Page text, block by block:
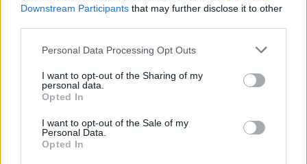
Downstream Participants that may further disclose it to other
Personal Data Processing Opt Outs
I want to opt-out of the Sharing of my
personal data.
Opted In
I want to opt-out of the Sale of my
Personal Data.
Opted In